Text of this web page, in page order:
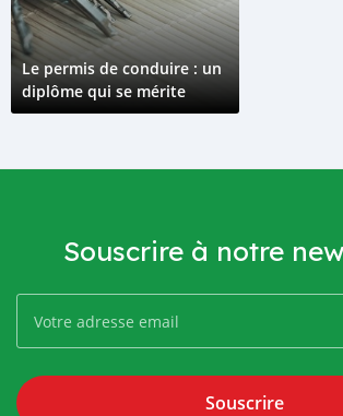
Le permis de conduire : un
diplôme qui se mérite
Souscrire à notre
Souscrire